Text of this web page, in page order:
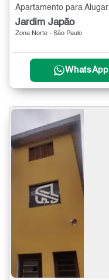
Jardim Japão
Zona Norte - São Paulo
WhatsApp